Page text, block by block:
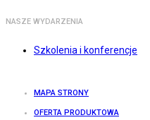
NASZE WYDARZENIA
Szkolenia i konferencje
MAPA STRONY
OFERTA PRODUKTOWA